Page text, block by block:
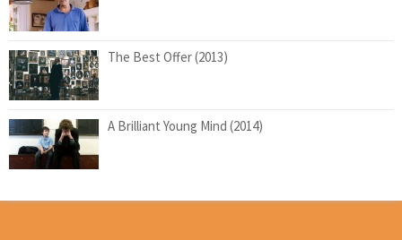
The Best Offer (2013)
A Brilliant Young Mind (2014)